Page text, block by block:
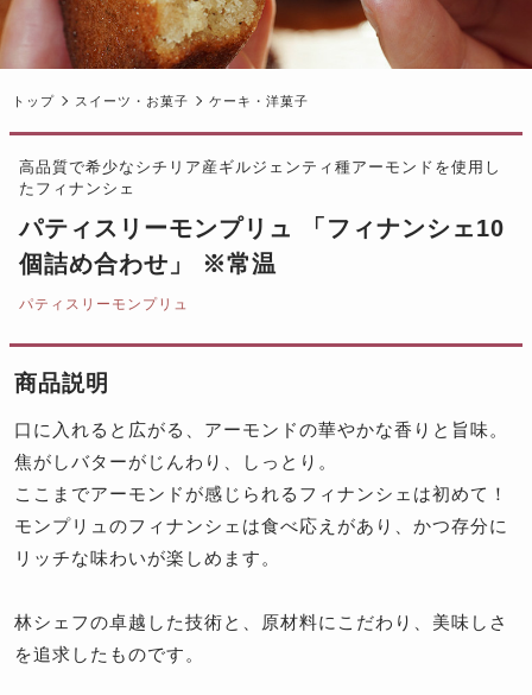
トップ スイーツ・お菓子 ケーキ・洋菓子
高品質で希少なシチリア産ギルジェンティ種アーモンドを使用し
たフィナンシェ
パティスリーモンプリュ 「フィナンシェ10
個詰め合わせ」 ※常温
パティスリーモンプリュ
商品説明
口に入れると広がる、アーモンドの華やかな香りと旨味。
焦がしバターがじんわり、しっとり。
ここまでアーモンドが感じられるフィナンシェは初めて！
モンプリュのフィナンシェは食べ応えがあり、かつ存分に
リッチな味わいが楽しめます。
林シェフの卓越した技術と、原材料にこだわり、美味しさ
を追求したものです。